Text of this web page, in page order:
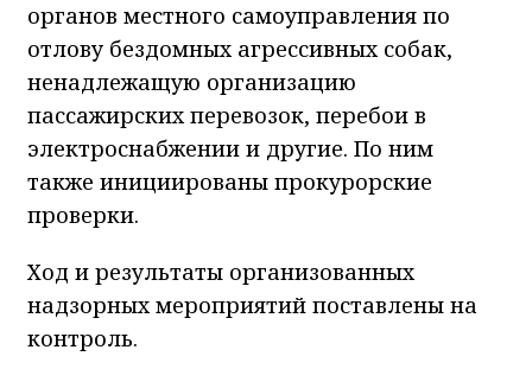
органов местного самоуправления по
отлову бездомных агрессивных собак,
ненадлежащую организацию
пассажирских перевозок, перебои в
электроснабжении и другие. По ним
также инициированы прокурорские
проверки.
Ход и результаты организованных
надзорных мероприятий поставлены на
контроль.